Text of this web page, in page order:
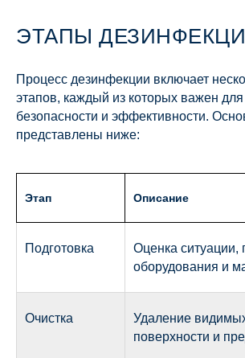
ЭТАПЫ
Процесс дезинфекции включает
этапов, каждый из которых важен для
безопасности и эффективности.
представлены ниже:
Этап Описание
Подготовка
Оценка ситуации,
оборудования и
Очистка
Удаление
поверхности и